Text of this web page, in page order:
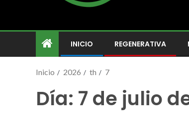
INICIO REGENERATIVA
Inicio 2026 th 7
Día: 7 de julio